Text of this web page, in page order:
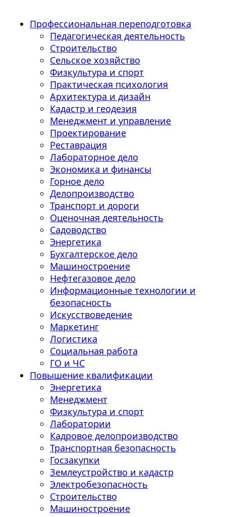
Профессиональная переподготовка
Педагогическая деятельность
Строительство
Сельское хозяйство
Физкультура и спорт
Практическая психология
Архитектура и дизайн
Кадастр и геодезия
Менеджмент и управление
Проектирование
Реставрация
Лабораторное дело
Экономика и финансы
Горное дело
Делопроизводство
Транспорт и дороги
Оценочная деятельность
Садоводство
Энергетика
Бухгалтерское дело
Машиностроение
Нефтегазовое дело
Информационные технологии и
безопасность
Искусствоведение
Маркетинг
Логистика
Социальная работа
ГО и ЧС
Повышение квалификации
Энергетика
Менеджмент
Физкультура и спорт
Лаборатории
Кадровое делопроизводство
Транспортная безопасность
Госзакупки
Землеустройство и кадастр
Электробезопасность
Строительство
Машиностроение